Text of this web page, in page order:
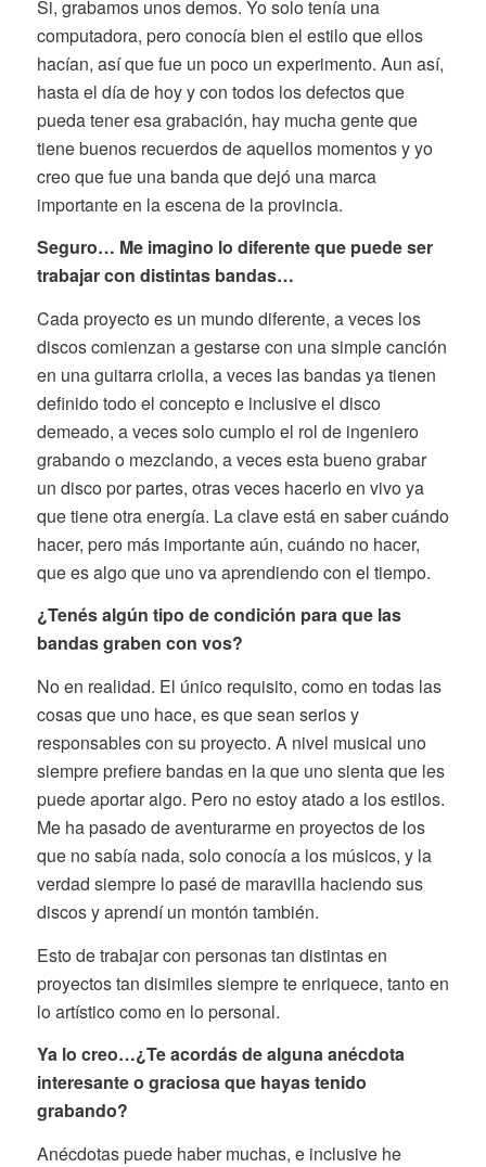
Si, grabamos unos demos. Yo solo tenía una
computadora, pero conocía bien el estilo que ellos
hacían, así que fue un poco un experimento. Aun así,
hasta el día de hoy y con todos los defectos que
pueda tener esa grabación, hay mucha gente que
tiene buenos recuerdos de aquellos momentos y yo
creo que fue una banda que dejó una marca
importante en la escena de la provincia.
Seguro… Me imagino lo diferente que puede ser
trabajar con distintas bandas…
Cada proyecto es un mundo diferente, a veces los
discos comienzan a gestarse con una simple canción
en una guitarra criolla, a veces las bandas ya tienen
definido todo el concepto e inclusive el disco
demeado, a veces solo cumplo el rol de ingeniero
grabando o mezclando, a veces esta bueno grabar
un disco por partes, otras veces hacerlo en vivo ya
que tiene otra energía. La clave está en saber cuándo
hacer, pero más importante aún, cuándo no hacer,
que es algo que uno va aprendiendo con el tiempo.
¿Tenés algún tipo de condición para que las
bandas graben con vos?
No en realidad. El único requisito, como en todas las
cosas que uno hace, es que sean serios y
responsables con su proyecto. A nivel musical uno
siempre prefiere bandas en la que uno sienta que les
puede aportar algo. Pero no estoy atado a los estilos.
Me ha pasado de aventurarme en proyectos de los
que no sabía nada, solo conocía a los músicos, y la
verdad siempre lo pasé de maravilla haciendo sus
discos y aprendí un montón también.
Esto de trabajar con personas tan distintas en
proyectos tan disimiles siempre te enriquece, tanto en
lo artístico como en lo personal.
Ya lo creo…¿Te acordás de alguna anécdota
interesante o graciosa que hayas tenido
grabando?
Anécdotas puede haber muchas, e inclusive he